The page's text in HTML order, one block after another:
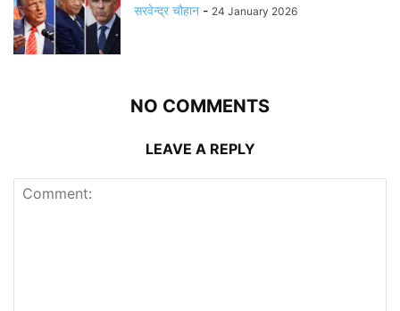
सरवेन्द्र चौहान - 24 January 2026
NO COMMENTS
LEAVE A REPLY